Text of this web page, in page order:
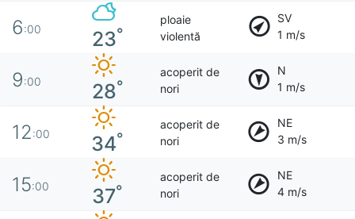
6:00 23°
ploaie
violentă
SV
1 m/s
9:00 28°
acoperit de
nori
N
1 m/s
12:00 34°
acoperit de
nori
NE
3 m/s
15:00 37°
acoperit de
nori
NE
4 m/s